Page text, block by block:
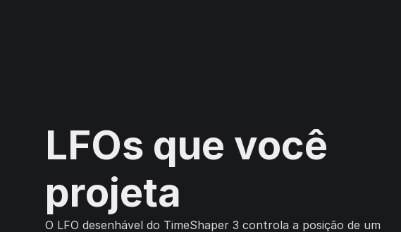
LFOs que você
projeta
O LFO desenhável do TimeShaper 3 controla a posição de um